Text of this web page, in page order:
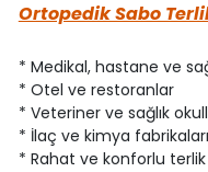
Ortopedik Sabo
* Medikal, hastane ve
* Otel ve restoranlar
* Veteriner ve sağlık
* İlaç ve kimya fabrikaları
* Rahat ve konforlu